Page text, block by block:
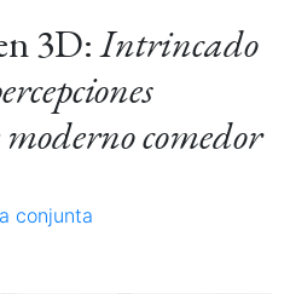
3D:Intrincado
moderno comedor
conjunta